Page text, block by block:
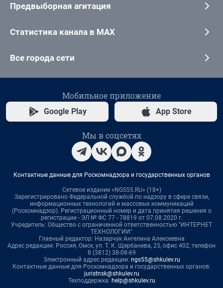
Предвыборная агитация
Статистика канала в MAX
Все города сети
Мобильное приложение
Google Play App Store
Мы в соцсетях
Контактные данные для Роскомнадзора и государственных органов
Сетевое издание «NGS55.RU» (18+)
Зарегистрировано Федеральной службой по надзору в сфере связи,
информационных технологий и массовых коммуникаций
(Роскомнадзор). Регистрационный номер и дата принятия решения о
регистрации - ЭЛ № ФС 77 - 78819 от 07.08.2020 г.
Учредитель: Общество с ограниченной ответственностью "ИНТЕРНЕТ
ТЕХНОЛОГИИ"
Главный редактор: Назарчук Ангелина Алексеевна
Адрес редакции: Россия, Омск, ул. Т. К. Щербанева, 25, офис 402, телефон
8 (3812) 38-08-69
Электронный адрес редакции: ngs55@shkulev.ru
Контактные данные для Роскомнадзора и государственных органов:
juristnsk@shkulev.ru
Техподдержка: help@shkulev.ru